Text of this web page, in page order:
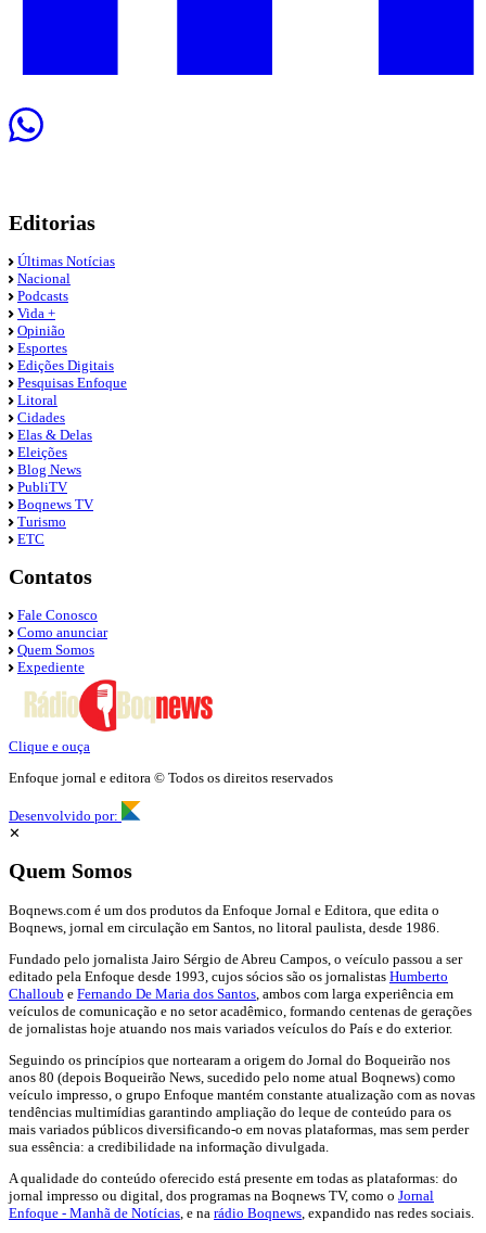
Editorias
Últimas Notícias
Nacional
Podcasts
Vida +
Opinião
Esportes
Edições Digitais
Pesquisas Enfoque
Litoral
Cidades
Elas & Delas
Eleições
Blog News
PubliTV
Boqnews TV
Turismo
ETC
Contatos
Fale Conosco
Como anunciar
Quem Somos
Expediente
Clique e ouça
Enfoque jornal e editora © Todos os direitos reservados
Desenvolvido por:
✕
Quem Somos
Boqnews.com é um dos produtos da Enfoque Jornal e Editora, que edita o
Boqnews, jornal em circulação em Santos, no litoral paulista, desde 1986.
Fundado pelo jornalista Jairo Sérgio de Abreu Campos, o veículo passou a ser
editado pela Enfoque desde 1993, cujos sócios são os jornalistas Humberto
Challoub e Fernando De Maria dos Santos , ambos com larga experiência em
veículos de comunicação e no setor acadêmico, formando centenas de gerações
de jornalistas hoje atuando nos mais variados veículos do País e do exterior.
Seguindo os princípios que nortearam a origem do Jornal do Boqueirão nos
anos 80 (depois Boqueirão News, sucedido pelo nome atual Boqnews) como
veículo impresso, o grupo Enfoque mantém constante atualização com as novas
tendências multimídias garantindo ampliação do leque de conteúdo para os
mais variados públicos diversificando-o em novas plataformas, mas sem perder
sua essência: a credibilidade na informação divulgada.
A qualidade do conteúdo oferecido está presente em todas as plataformas: do
jornal impresso ou digital, dos programas na Boqnews TV, como o Jornal
Enfoque - Manhã de Notícias , e na rádio Boqnews , expandido nas redes sociais.